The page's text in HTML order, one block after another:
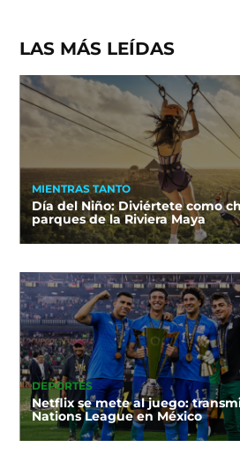
LAS MÁS LEÍDAS
MIENTRAS TANTO
Día del Niño: Diviértete como
parques de la Riviera Maya
DEPORTES
Netflix se mete al juego:
Nations League en México